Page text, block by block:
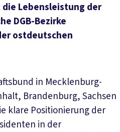
Lebensleistung der
DGB-Bezirke
ostdeutschen
in Mecklenburg-
Brandenburg, Sachsen
klare Positionierung der
in der